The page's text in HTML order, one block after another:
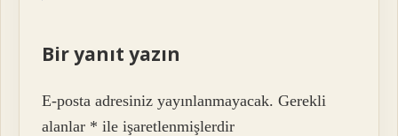
Bir yanıt yazın
E-posta adresiniz yayınlanmayacak. Gerekli
alanlar * ile işaretlenmişlerdir